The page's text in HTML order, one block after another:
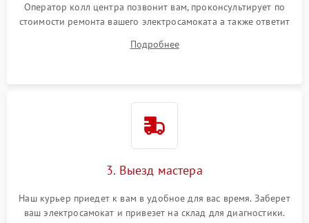
Оператор колл центра позвонит вам, проконсультирует по
стоимости ремонта вашего электросамоката а также ответит
Подробнее
3. Выезд мастера
Наш курьер приедет к вам в удобное для вас время. Заберет
ваш электросамокат и привезет на склад для диагностики.